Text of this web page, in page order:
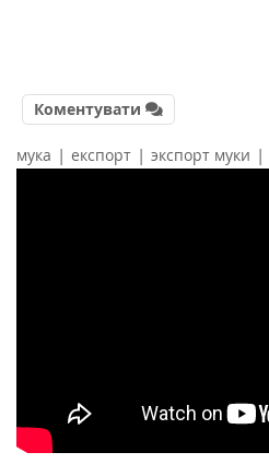
Коментувати
мука | експорт | экспорт муки |